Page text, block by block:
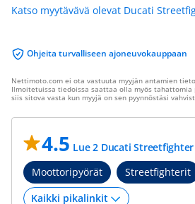
Katso myytävävä olevat Ducati
Ohjeita turvalliseen ajoneuvokauppaan
Nettimoto.com ei ota vastuuta myyjän antamien
Ilmoitetuissa tiedoissa saattaa olla myös
siis sitova vasta kun myyjä on sen pyynnöstäsi
4.5 Lue 2 Ducati
Moottoripyörät
Streetfighterit